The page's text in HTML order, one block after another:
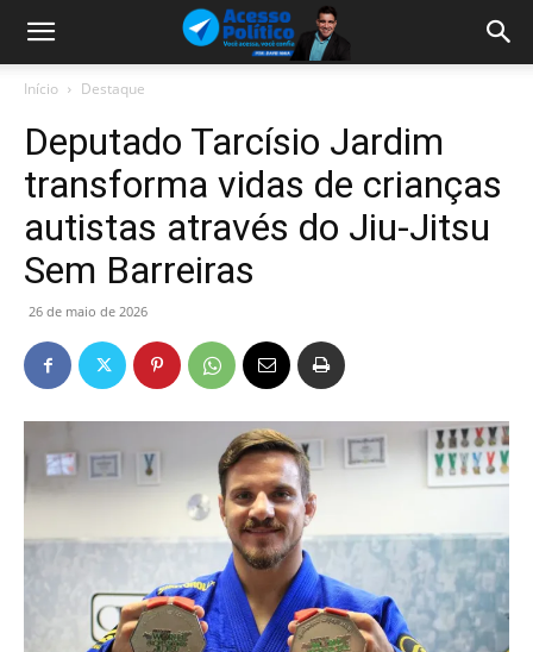
Início Destaque
Deputado Tarcísio Jardim
transforma vidas de crianças
autistas através do Jiu-Jitsu
Sem Barreiras
26 de maio de 2026